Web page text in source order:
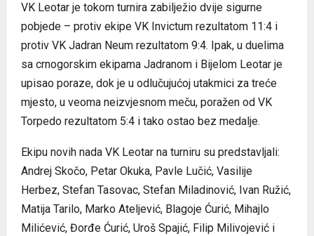
VK Leotar je tokom turnira zabilježio dvije sigurne
pobjede – protiv ekipe VK Invictum rezultatom 11:4 i
protiv VK Jadran Neum rezultatom 9:4. Ipak, u duelima
sa crnogorskim ekipama Jadranom i Bijelom Leotar je
upisao poraze, dok je u odlučujućoj utakmici za treće
mjesto, u veoma neizvjesnom meču, poražen od VK
Torpedo rezultatom 5:4 i tako ostao bez medalje.
Ekipu novih nada VK Leotar na turniru su predstavljali:
Andrej Skočo, Petar Okuka, Pavle Lučić, Vasilije
Herbez, Stefan Tasovac, Stefan Miladinović, Ivan Ružić,
Matija Tarilo, Marko Ateljević, Blagoje Ćurić, Mihajlo
Milićević, Đorđe Ćurić, Uroš Spajić, Filip Milivojević i